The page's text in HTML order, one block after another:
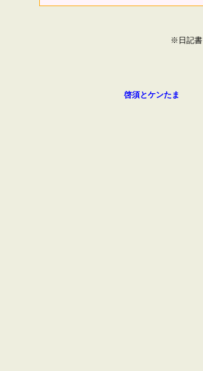
※日記書
啓須とケンたま